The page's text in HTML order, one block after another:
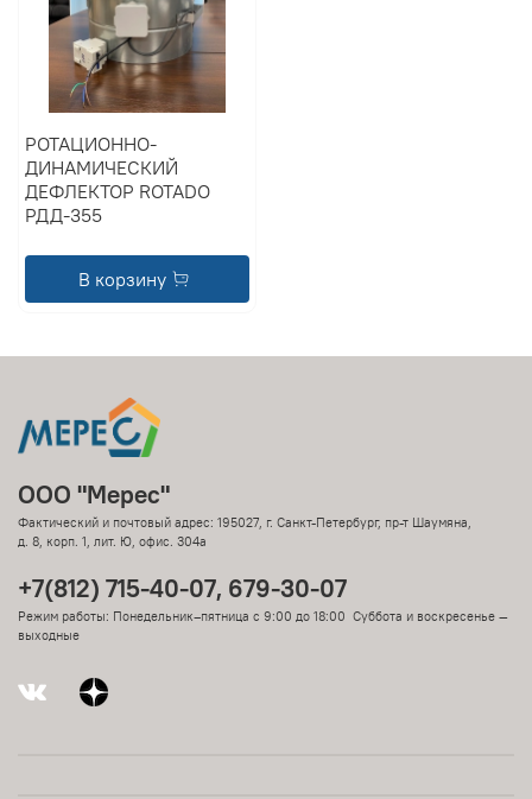
РОТАЦИОННО-
ДИНАМИЧЕСКИЙ
ДЕФЛЕКТОР ROTADO
РДД-355
В корзину
ООО "Мерес"
Фактический и почтовый адрес: 195027, г. Санкт-Петербург, пр-т Шаумяна,
д. 8, корп. 1, лит. Ю, офис. 304а
+7(812) 715-40-07, 679-30-07
Режим работы: Понедельник–пятница с 9:00 до 18:00 Суббота и воскресенье —
выходные